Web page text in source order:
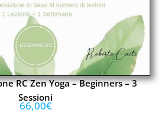
RC Zen Yoga – Beginners – 3
Sessioni
66,00€